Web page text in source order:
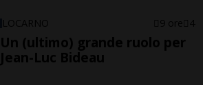
LOCARNO 9 ore 4
Un (ultimo) grande ruolo per
Jean-Luc Bideau